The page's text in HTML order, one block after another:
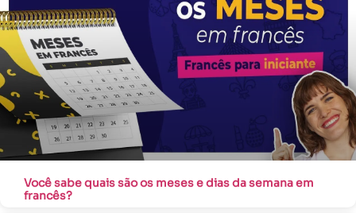
Você sabe quais são os meses e dias da semana em
francês?